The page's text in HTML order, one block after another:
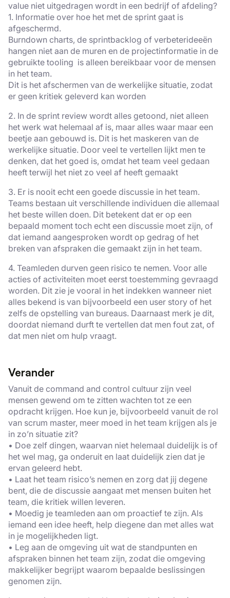
value niet uitgedragen wordt in een bedrijf of afdeling?
1. Informatie over hoe het met de sprint gaat is
afgeschermd.
Burndown charts, de sprintbacklog of verbeterideeën
hangen niet aan de muren en de projectinformatie in de
gebruikte tooling is alleen bereikbaar voor de mensen
in het team.
Dit is het afschermen van de werkelijke situatie, zodat
er geen kritiek geleverd kan worden
2. In de sprint review wordt alles getoond, niet alleen
het werk wat helemaal af is, maar alles waar maar een
beetje aan gebouwd is. Dit is het maskeren van de
werkelijke situatie. Door veel te vertellen lijkt men te
denken, dat het goed is, omdat het team veel gedaan
heeft terwijl het niet zo veel af heeft gemaakt
3. Er is nooit echt een goede discussie in het team.
Teams bestaan uit verschillende individuen die allemaal
het beste willen doen. Dit betekent dat er op een
bepaald moment toch echt een discussie moet zijn, of
dat iemand aangesproken wordt op gedrag of het
breken van afspraken die gemaakt zijn in het team.
4. Teamleden durven geen risico te nemen. Voor alle
acties of activiteiten moet eerst toestemming gevraagd
worden. Dit zie je vooral in het indekken wanneer niet
alles bekend is van bijvoorbeeld een user story of het
zelfs de opstelling van bureaus. Daarnaast merk je dit,
doordat niemand durft te vertellen dat men fout zat, of
dat men niet om hulp vraagt.
Verander
Vanuit de command and control cultuur zijn veel
mensen gewend om te zitten wachten tot ze een
opdracht krijgen. Hoe kun je, bijvoorbeeld vanuit de rol
van scrum master, meer moed in het team krijgen als je
in zo’n situatie zit?
• Doe zelf dingen, waarvan niet helemaal duidelijk is of
het wel mag, ga onderuit en laat duidelijk zien dat je
ervan geleerd hebt.
• Laat het team risico’s nemen en zorg dat jij degene
bent, die de discussie aangaat met mensen buiten het
team, die kritiek willen leveren.
• Moedig je teamleden aan om proactief te zijn. Als
iemand een idee heeft, help diegene dan met alles wat
in je mogelijkheden ligt.
• Leg aan de omgeving uit wat de standpunten en
afspraken binnen het team zijn, zodat die omgeving
makkelijker begrijpt waarom bepaalde beslissingen
genomen zijn.